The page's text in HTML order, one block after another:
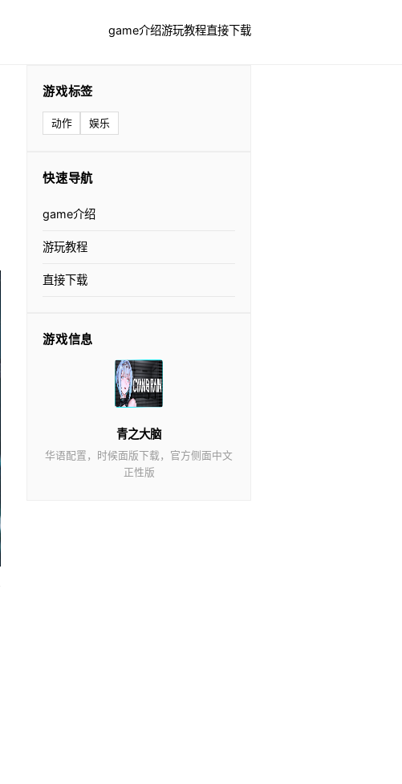
game介绍游玩教程直接下载
游戏标签
动作 娱乐
快速导航
game介绍
游玩教程
直接下载
游戏信息
青之大脑
华语配置，时候面版下载，官方侧面中文
正性版